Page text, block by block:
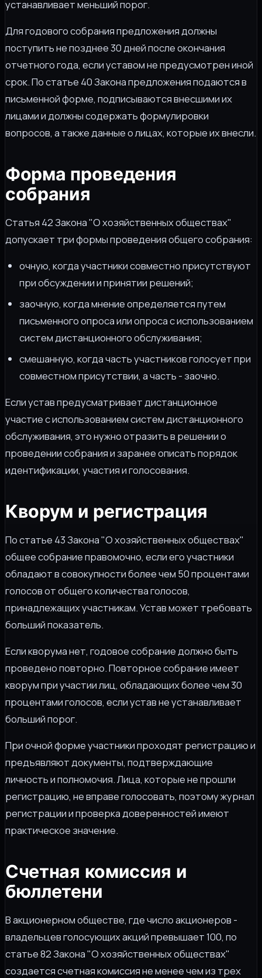
устанавливает меньший порог.
Для годового собрания предложения должны
поступить не позднее 30 дней после окончания
отчетного года, если уставом не предусмотрен иной
срок. По статье 40 Закона предложения подаются в
письменной форме, подписываются внесшими их
лицами и должны содержать формулировки
вопросов, а также данные о лицах, которые их внесли.
Форма проведения
собрания
Статья 42 Закона "О хозяйственных обществах"
допускает три формы проведения общего собрания:
очную, когда участники совместно присутствуют
при обсуждении и принятии решений;
заочную, когда мнение определяется путем
письменного опроса или опроса с использованием
систем дистанционного обслуживания;
смешанную, когда часть участников голосует при
совместном присутствии, а часть - заочно.
Если устав предусматривает дистанционное
участие с использованием систем дистанционного
обслуживания, это нужно отразить в решении о
проведении собрания и заранее описать порядок
идентификации, участия и голосования.
Кворум и регистрация
По статье 43 Закона "О хозяйственных обществах"
общее собрание правомочно, если его участники
обладают в совокупности более чем 50 процентами
голосов от общего количества голосов,
принадлежащих участникам. Устав может требовать
больший показатель.
Если кворума нет, годовое собрание должно быть
проведено повторно. Повторное собрание имеет
кворум при участии лиц, обладающих более чем 30
процентами голосов, если устав не устанавливает
больший порог.
При очной форме участники проходят регистрацию и
предъявляют документы, подтверждающие
личность и полномочия. Лица, которые не прошли
регистрацию, не вправе голосовать, поэтому журнал
регистрации и проверка доверенностей имеют
практическое значение.
Счетная комиссия и
бюллетени
В акционерном обществе, где число акционеров -
владельцев голосующих акций превышает 100, по
статье 82 Закона "О хозяйственных обществах"
создается счетная комиссия не менее чем из трех